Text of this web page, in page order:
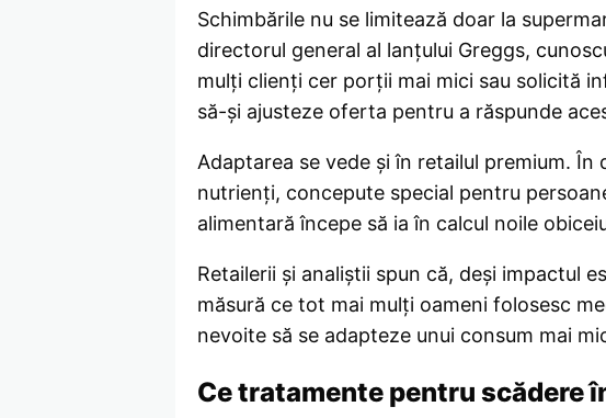
Schimbările nu se limitează doar la
directorul general al lanțului Greggs,
mulți clienți cer porții mai mici sau solicită
să-și ajusteze oferta pentru a răspunde
Adaptarea se vede și în retailul premium.
nutrienți, concepute special pentru
alimentară începe să ia în calcul noile
Retailerii și analiștii spun că, deși impactul
măsură ce tot mai mulți oameni folosesc
nevoite să se adapteze unui consum mai
Ce tratamente pentru scădere